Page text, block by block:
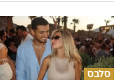
סלבס